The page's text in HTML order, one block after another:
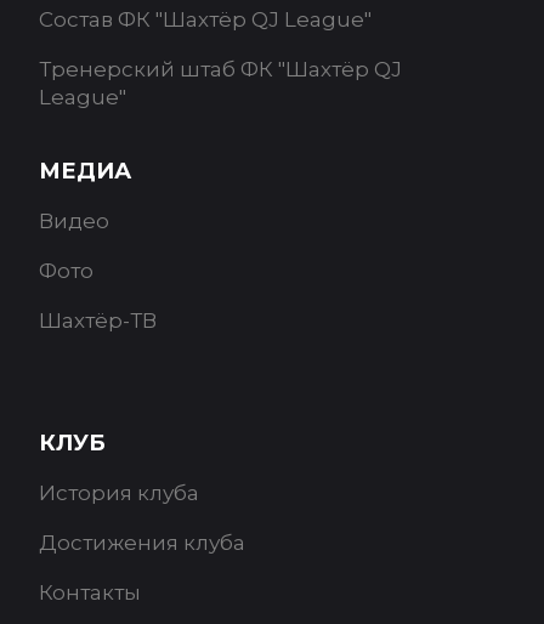
Состав ФК "Шахтёр QJ League"
Тренерский штаб ФК "Шахтёр QJ
League"
МЕДИА
Видео
Фото
Шахтёр-ТВ
КЛУБ
История клуба
Достижения клуба
Контакты